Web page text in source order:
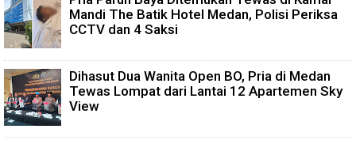
Mandi The Batik Hotel Medan, Polisi Periksa
CCTV dan 4 Saksi
Dihasut Dua Wanita Open BO, Pria di Medan
Tewas Lompat dari Lantai 12 Apartemen Sky
View